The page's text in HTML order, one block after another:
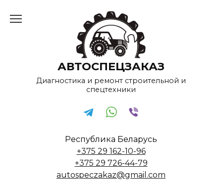
АВТОСПЕЦЗАКАЗ
Диагностика и ремонт строительной и
спецтехники
Республика Беларусь
+375 29 162-10-96
+375 29 726-44-79
autospeczakaz@gmail.com